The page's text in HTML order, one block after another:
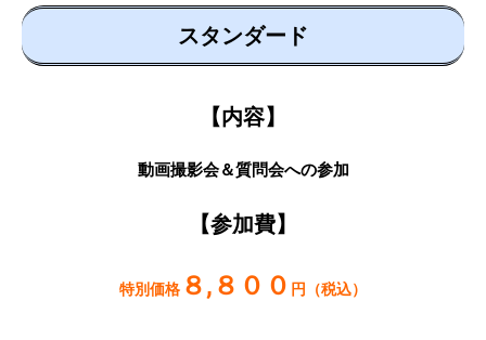
スタンダード
【内容】
動画撮影会＆質問会への参加
【参加費】
特別価格 ８,８００ 円（税込）